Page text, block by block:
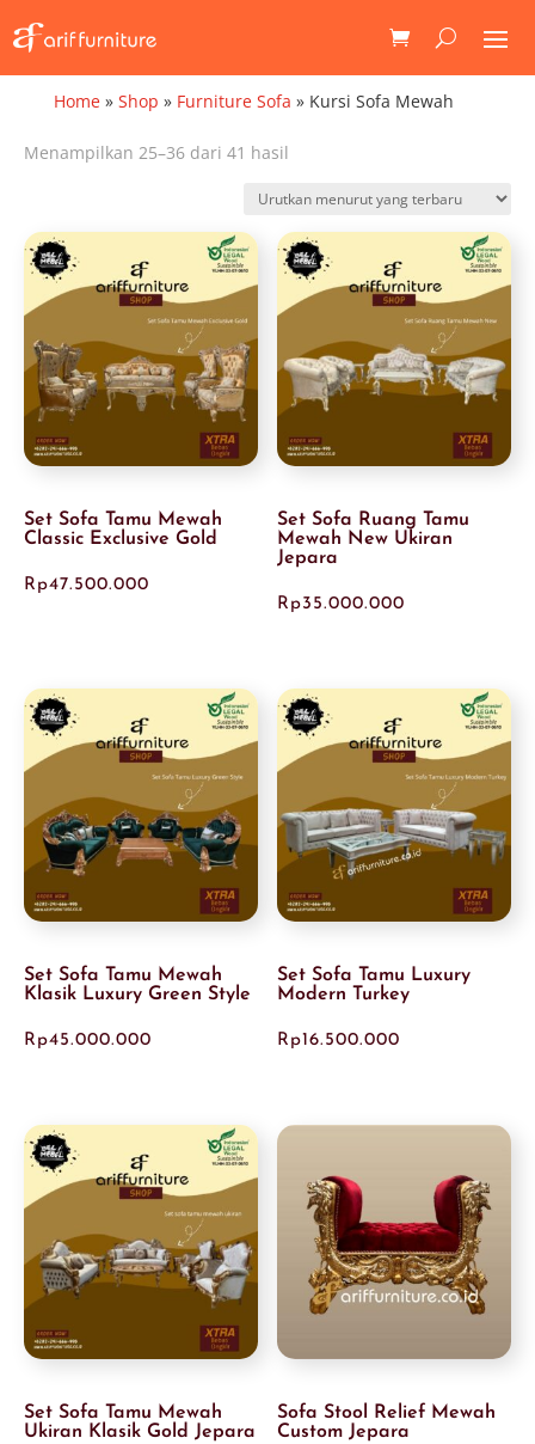
Home» Shop » Furniture Sofa » Kursi Sofa Mewah
Menampilkan 25–36 dari 41 hasil
yang
terbaru
Set Sofa Tamu Mewah
Classic Exclusive Gold
Rp47.500.000
Set Sofa Ruang Tamu
Mewah New Ukiran
Jepara
Rp35.000.000
Set Sofa Tamu Mewah
Klasik Luxury Green Style
Rp45.000.000
Set Sofa Tamu Luxury
Modern Turkey
Rp16.500.000
Set Sofa Tamu Mewah
Ukiran Klasik Gold Jepara
Sofa Stool Relief Mewah
Custom Jepara